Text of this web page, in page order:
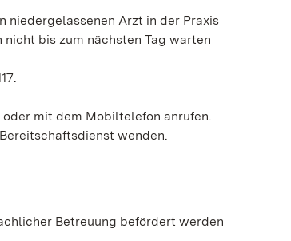
niedergelassenen Arzt in der Praxis
bis zum nächsten Tag warten
mit dem Mobiltelefon anrufen.
wenden.
Betreuung befördert werden